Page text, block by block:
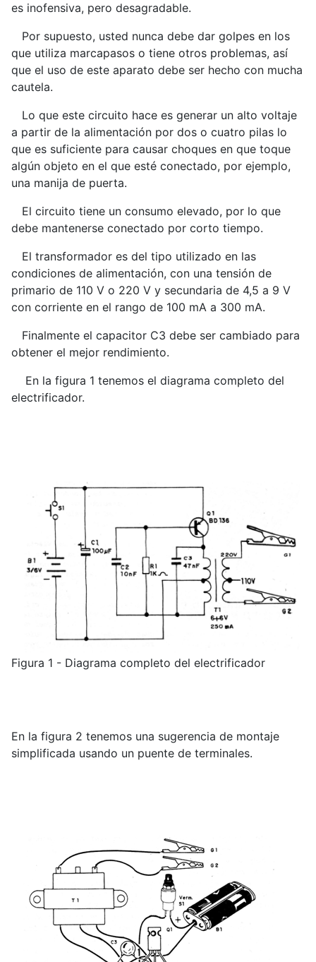
es inofensiva, pero desagradable.
Por supuesto, usted nunca debe dar golpes en los
que utiliza marcapasos o tiene otros problemas, así
que el uso de este aparato debe ser hecho con mucha
cautela.
Lo que este circuito hace es generar un alto voltaje
a partir de la alimentación por dos o cuatro pilas lo
que es suficiente para causar choques en que toque
algún objeto en el que esté conectado, por ejemplo,
una manija de puerta.
El circuito tiene un consumo elevado, por lo que
debe mantenerse conectado por corto tiempo.
El transformador es del tipo utilizado en las
condiciones de alimentación, con una tensión de
primario de 110 V o 220 V y secundaria de 4,5 a 9 V
con corriente en el rango de 100 mA a 300 mA.
Finalmente el capacitor C3 debe ser cambiado para
obtener el mejor rendimiento.
En la figura 1 tenemos el diagrama completo del
electrificador.
Figura 1 - Diagrama completo del electrificador
En la figura 2 tenemos una sugerencia de montaje
simplificada usando un puente de terminales.